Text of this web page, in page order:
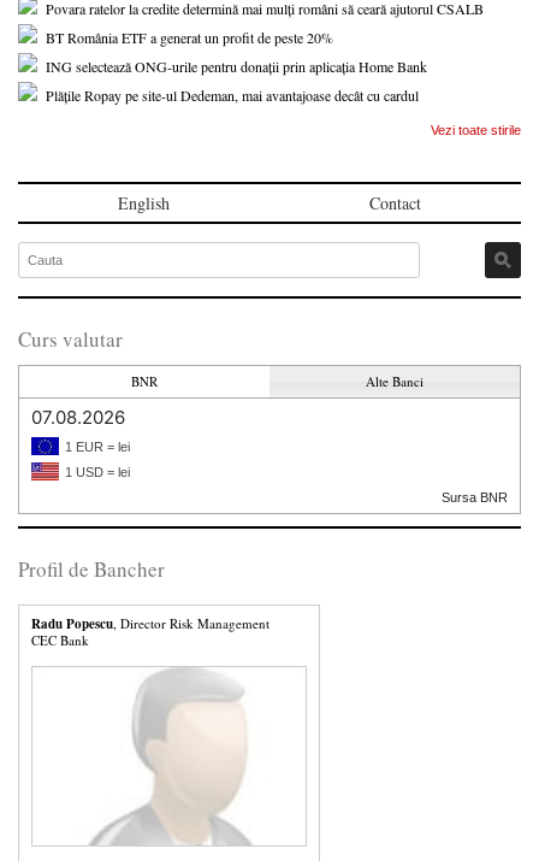
Povara ratelor la credite determină mai mulți români să ceară ajutorul CSALB
BT România ETF a generat un profit de peste 20%
ING selectează ONG-urile pentru donații prin aplicația Home Bank
Plățile Ropay pe site-ul Dedeman, mai avantajoase decât cu cardul
Vezi toate stirile
English Contact
Curs valutar
BNR Alte Banci
07.08.2026
1 EUR = lei
1 USD = lei
Sursa BNR
Profil de Bancher
Radu Popescu , Director Risk Management
CEC Bank